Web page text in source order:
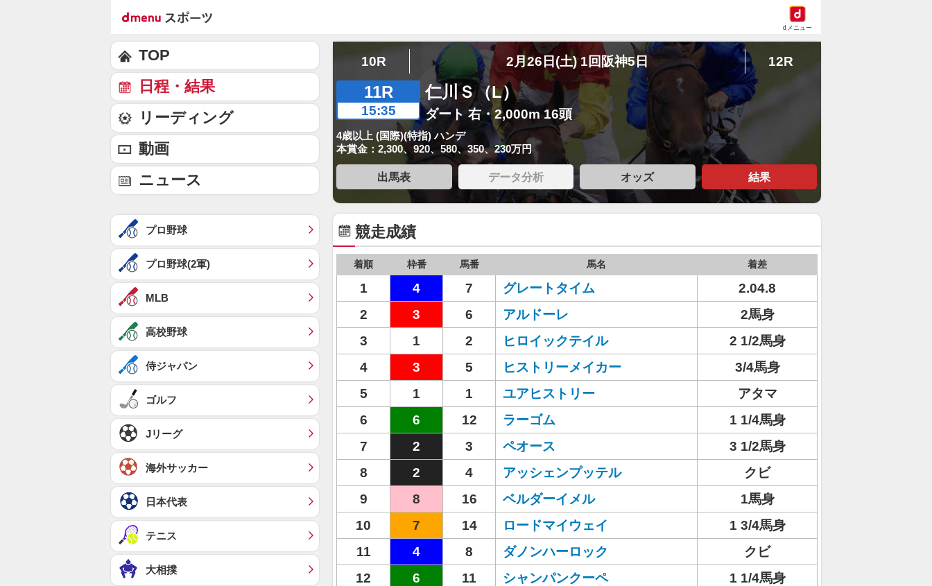
dメニュー
10R 2月26日(土) 1回阪神5日 12R
11R
15:35
仁川Ｓ（L）
ダート 右・2,000m 16頭
4歳以上 (国際)(特指) ハンデ
本賞金：2,300、920、580、350、230万円
出馬表 データ分析 オッズ 結果
競走成績
着順 枠番 馬番 馬名 着差
1 4 7 グレートタイム
2.04.8
2
3 6 アルドーレ
2馬身
3
1 2 ヒロイックテイル
2 1/2馬身
4
3 5 ヒストリーメイカー
3/4馬身
5
1 1 ユアヒストリー
アタマ
6
6 12 ラーゴム
1 1/4馬身
7
2 3 ペオース
3 1/2馬身
8
2 4 アッシェンプッテル
クビ
9
8 16 ベルダーイメル
1馬身
10
7 14 ロードマイウェイ
1 3/4馬身
11
4 8 ダノンハーロック
クビ
12
6 11 シャンパンクーペ
1 1/4馬身
TOP
日程・結果
リーディング
動画
ニュース
プロ野球
プロ野球(2軍)
MLB
高校野球
侍ジャパン
ゴルフ
Jリーグ
海外サッカー
日本代表
テニス
大相撲